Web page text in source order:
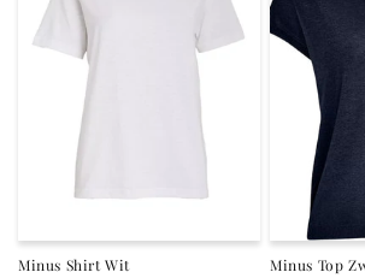
Minus Shirt Wit Minus Top